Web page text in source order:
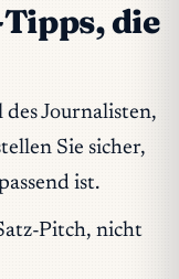
die
Journalisten,
Sie sicher,
ist.
Pitch, nicht